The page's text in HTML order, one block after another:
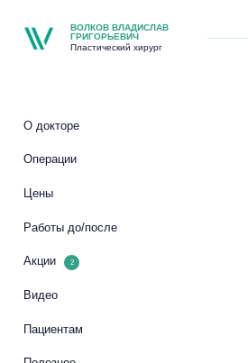
ВОЛКОВ ВЛАДИСЛАВ
ГРИГОРЬЕВИЧ
Пластический хирург
О докторе
Операции
Цены
Работы до/после
Акции 2
Видео
Пациентам